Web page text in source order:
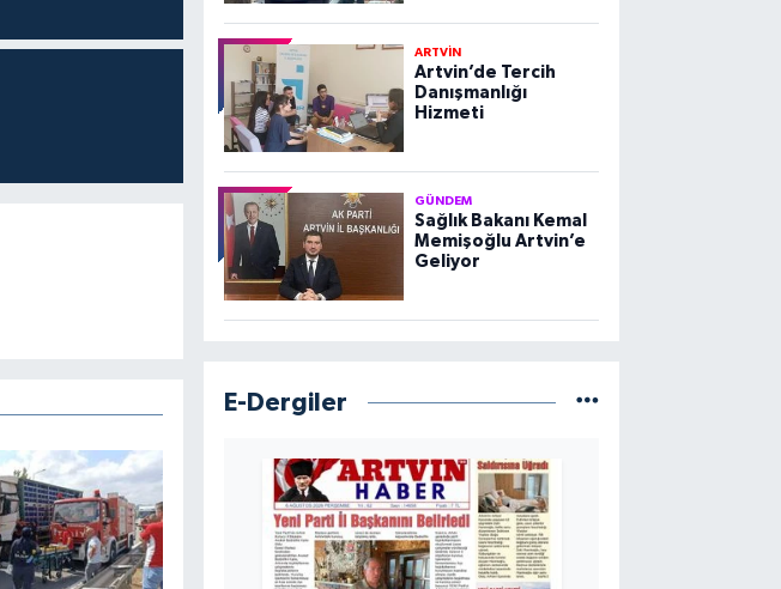
ARTVİN
Artvin’de Tercih
Danışmanlığı
Hizmeti
GÜNDEM
Sağlık Bakanı Kemal
Memişoğlu Artvin’e
Geliyor
E-Dergiler